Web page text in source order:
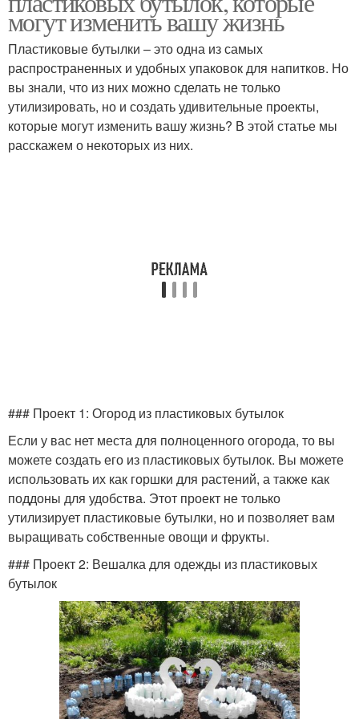
могут изменить вашу жизнь
Пластиковые бутылки – это одна из самых
распространенных и удобных упаковок для напитков. Но
вы знали, что из них можно сделать не только
утилизировать, но и создать удивительные проекты,
которые могут изменить вашу жизнь? В этой статье мы
расскажем о некоторых из них.
### Проект 1: Огород из пластиковых бутылок
Если у вас нет места для полноценного огорода, то вы
можете создать его из пластиковых бутылок. Вы можете
использовать их как горшки для растений, а также как
поддоны для удобства. Этот проект не только
утилизирует пластиковые бутылки, но и позволяет вам
выращивать собственные овощи и фрукты.
### Проект 2: Вешалка для одежды из пластиковых
бутылок